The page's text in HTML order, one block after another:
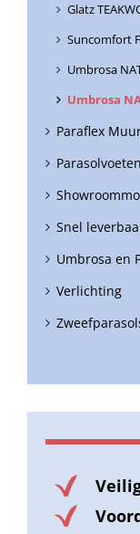
Glatz
Suncomfort
Umbrosa
Umbrosa
Paraflex
Parasolvoeten
Snel
Umbrosa en
Verlichting